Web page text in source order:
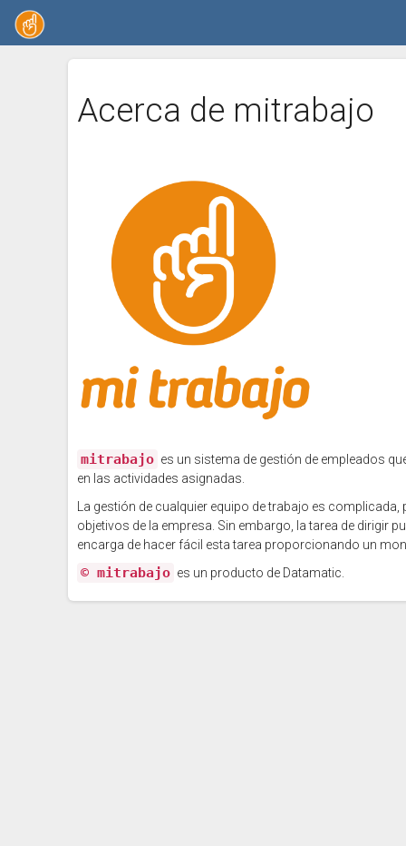
Acerca de mitrabajo
mitrabajo es un sistema de gestión de empleados
en las actividades asignadas.
La gestión de cualquier equipo de trabajo es
objetivos de la empresa. Sin embargo, la tarea de dirigir
encarga de hacer fácil esta tarea proporcionando un
© mitrabajo es un producto de Datamatic.